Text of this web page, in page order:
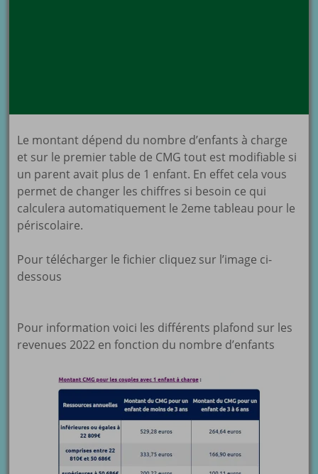
Le montant dépend du nombre d’enfants à charge
et sur le premier table de CMG tout est modifiable si
un parent avait plus de 1 enfant. En effet cela vous
permet de changer les chiffres si besoin ce qui
calculera automatiquement le 2eme tableau pour le
périscolaire.
Pour télécharger le fichier cliquez sur l’image ci-
dessous
Pour information voici les différents plafond sur les
revenues 2022 en fonction du nombre d’enfants